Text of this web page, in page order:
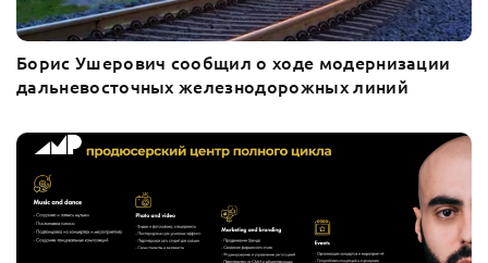
Борис Ушерович сообщил о ходе модернизации
дальневосточных железнодорожных линий